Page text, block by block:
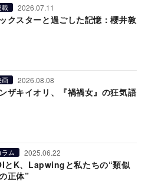
載 2026.07.11
クスターと過ごした記憶：櫻井敦
画 2026.08.08
ザキイオリ、『禍禍女』の狂気語
ラム 2025.06.22
とK、Lapwingと私たちの“類似
正体”